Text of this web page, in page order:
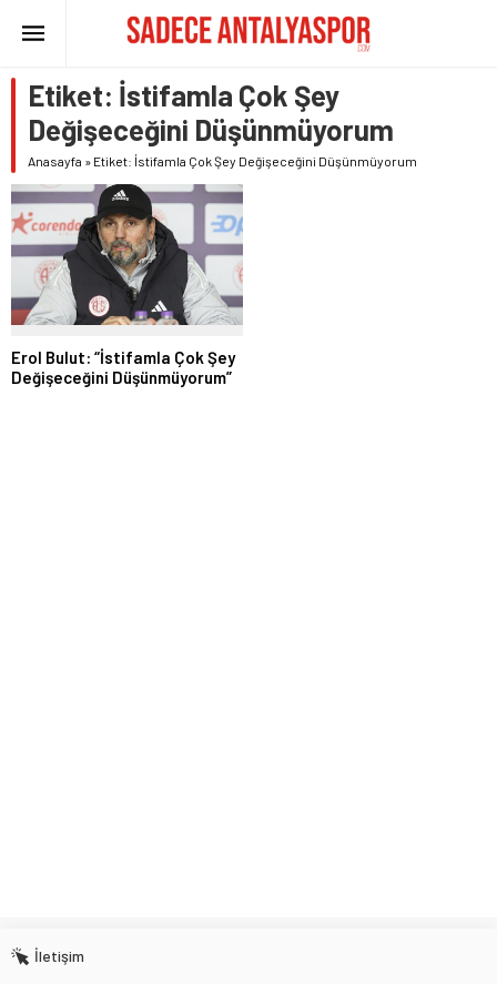
Etiket: İstifamla Çok Şey
Değişeceğini Düşünmüyorum
Anasayfa » Etiket: İstifamla Çok Şey Değişeceğini Düşünmüyorum
Erol Bulut: “İstifamla Çok Şey
Değişeceğini Düşünmüyorum”
İletişim